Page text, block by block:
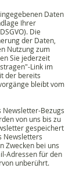
Daten
Ihrer
Die
der Daten,
Nutzung zum
Sie jederzeit
Link im
der bereits
bleibt vom
Newsletter-Bezugs
von uns bis zu
gespeichert
Newsletters
Zwecken bei uns
Adressen für den
unberührt.